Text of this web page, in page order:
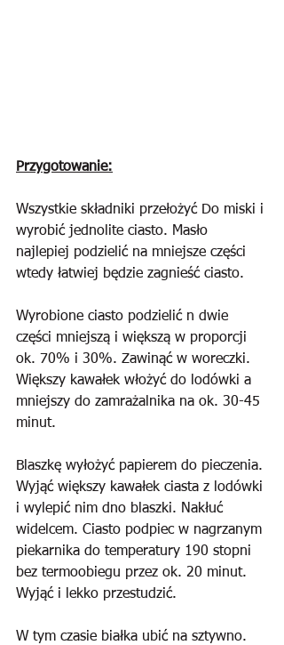
Przygotowanie:
Wszystkie składniki przełożyć Do miski i
wyrobić jednolite ciasto. Masło
najlepiej podzielić na mniejsze części
wtedy łatwiej będzie zagnieść ciasto.
Wyrobione ciasto podzielić n dwie
części mniejszą i większą w proporcji
ok. 70% i 30%. Zawinąć w woreczki.
Większy kawałek włożyć do lodówki a
mniejszy do zamrażalnika na ok. 30-45
minut.
Blaszkę wyłożyć papierem do pieczenia.
Wyjąć większy kawałek ciasta z lodówki
i wylepić nim dno blaszki. Nakłuć
widelcem. Ciasto podpiec w nagrzanym
piekarnika do temperatury 190 stopni
bez termoobiegu przez ok. 20 minut.
Wyjąć i lekko przestudzić.
W tym czasie białka ubić na sztywno.